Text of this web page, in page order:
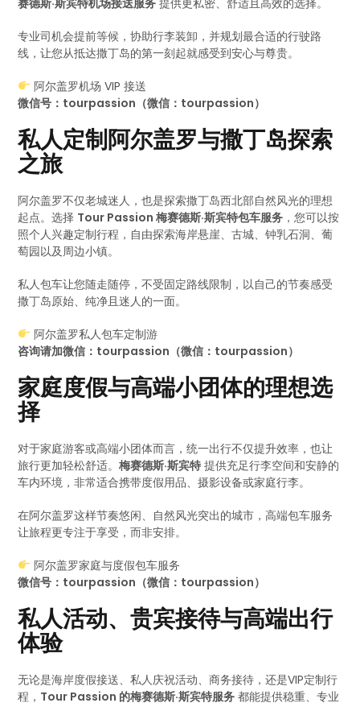
赛德斯·斯宾特机场接送服务 提供更私密、舒适且高效的选择。
专业司机会提前等候，协助行李装卸，并规划最合适的行驶路
线，让您从抵达撒丁岛的第一刻起就感受到安心与尊贵。
阿尔盖罗机场 VIP 接送
微信号：tourpassion（微信：tourpassion）
私人定制阿尔盖罗与撒丁岛探索
之旅
阿尔盖罗不仅老城迷人，也是探索撒丁岛西北部自然风光的理想
起点。选择 Tour Passion 梅赛德斯·斯宾特包车服务 ，您可以按
照个人兴趣定制行程，自由探索海岸悬崖、古城、钟乳石洞、葡
萄园以及周边小镇。
私人包车让您随走随停，不受固定路线限制，以自己的节奏感受
撒丁岛原始、纯净且迷人的一面。
阿尔盖罗私人包车定制游
咨询请加微信：tourpassion（微信：tourpassion）
家庭度假与高端小团体的理想选
择
对于家庭游客或高端小团体而言，统一出行不仅提升效率，也让
旅行更加轻松舒适。梅赛德斯·斯宾特 提供充足行李空间和安静的
车内环境，非常适合携带度假用品、摄影设备或家庭行李。
在阿尔盖罗这样节奏悠闲、自然风光突出的城市，高端包车服务
让旅程更专注于享受，而非安排。
阿尔盖罗家庭与度假包车服务
微信号：tourpassion（微信：tourpassion）
私人活动、贵宾接待与高端出行
体验
无论是海岸度假接送、私人庆祝活动、商务接待，还是VIP定制行
程， Tour Passion 的梅赛德斯·斯宾特服务 都能提供稳重、专业